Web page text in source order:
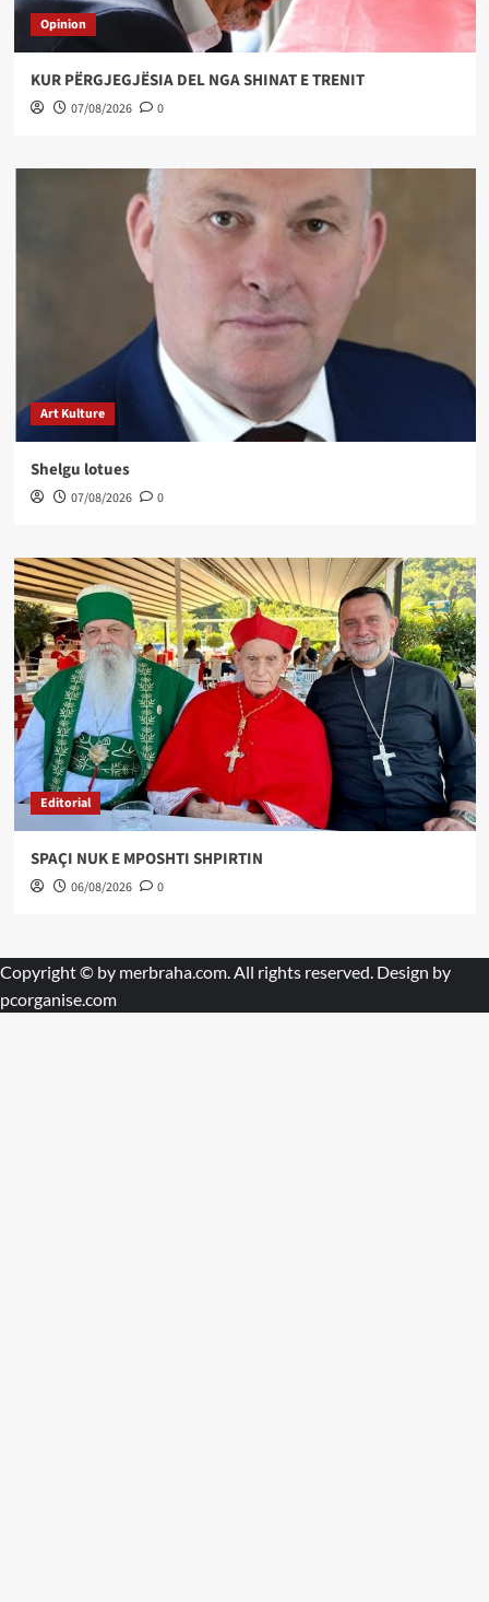
Opinion
KUR PËRGJEGJËSIA DEL NGA SHINAT E TRENIT
07/08/2026 0
Art Kulture
Shelgu lotues
07/08/2026 0
Editorial
SPAÇI NUK E MPOSHTI SHPIRTIN
06/08/2026 0
Copyright © by merbraha.com . All rights reserved. Design by
pcorganise.com